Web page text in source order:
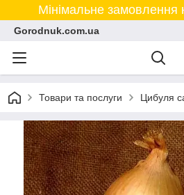
Мінімальне замовлення
Gorodnuk.com.ua
Товари та послуги Цибуля